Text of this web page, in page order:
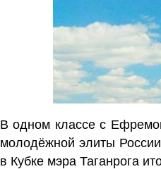
В одном классе с
молодёжной элиты
в Кубке мэра Таганрога